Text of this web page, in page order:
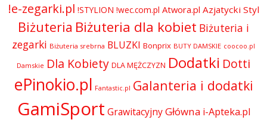
!e-zegarki.pl !STYLION !wec.com.pl Atwora.pl Azjatycki Styl
Biżuteria Biżuteria dla kobiet Biżuteria i
zegarki Biżuteria srebrna BLUZKI Bonprix BUTY DAMSKIE coocoo.pl
Damskie Dla Kobiety DLA MĘŻCZYZN Dodatki Dotti
ePinokio.pl Fantastic.pl Galanteria i dodatki
GamiSport Grawitacyjny Główna i-Apteka.pl